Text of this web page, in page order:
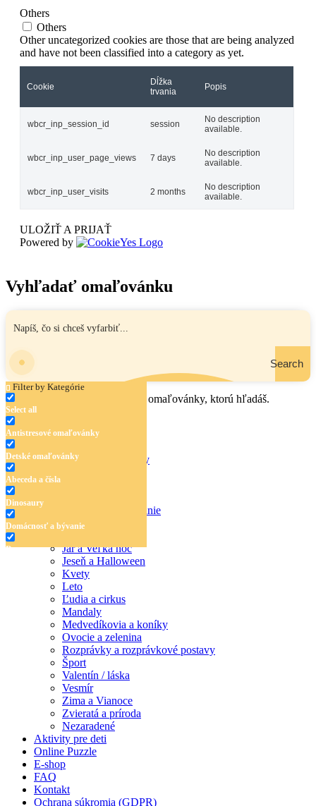
Others
Others
Other uncategorized cookies are those that are being analyzed
and have not been classified into a category as yet.
Cookie
Dĺžka
trvania
Popis
wbcr_inp_session_id session
No description
available.
wbcr_inp_user_page_views 7 days
No description
available.
wbcr_inp_user_visits 2 months
No description
available.
ULOŽIŤ A PRIJAŤ
Powered by
Vyhľadať omaľovánku
Search
Filter by Kategórie
Select all
Antistresové omaľovánky
Detské omaľovánky
Abeceda a čísla
Dinosaury
Domácnosť a bývanie
Doprava
Jar a Veľká noc
Jeseň a Halloween
Ľudia a cirkus
Medvedíkovia a koníky
Ovocie a zelenina
Rozprávky a rozprávkové postavy
Zadaj názov, oblasť alebo tému omaľovánky, ktorú hľadáš.
Antistresové omaľovánky
Domácnosť a bývanie
Doprava
Jar a Veľká noc
Jeseň a Halloween
Kvety
Leto
Ľudia a cirkus
Mandaly
Medvedíkovia a koníky
Ovocie a zelenina
Rozprávky a rozprávkové postavy
Šport
Valentín / láska
Vesmír
Zima a Vianoce
Zvieratá a príroda
Nezaradené
Aktivity pre deti
Online Puzzle
E-shop
FAQ
Kontakt
Ochrana súkromia (GDPR)